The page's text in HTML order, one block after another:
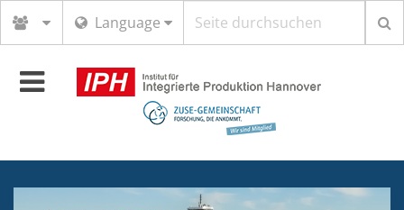
Language
Toggle
navigation